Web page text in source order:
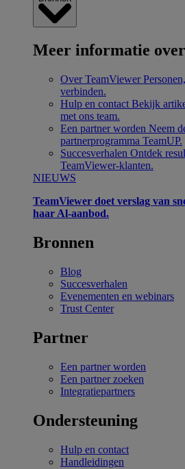
Meer informatie
Over TeamViewer
verbinden.
Hulp en contact Bekijk
met ons team.
Een partner worden Neem
partnerprogramma TeamUP.
Succesverhalen Ontdek
TeamViewer-klanten.
NIEUWS
TeamViewer doet verslag van
haar Al-aanbod.
Bronnen
Blog
Succesverhalen
Evenementen en webinars
Trust Center
Partner
Een partner worden
Een partner zoeken
Integratiepartners
Ondersteuning
Hulp en contact
Handleidingen